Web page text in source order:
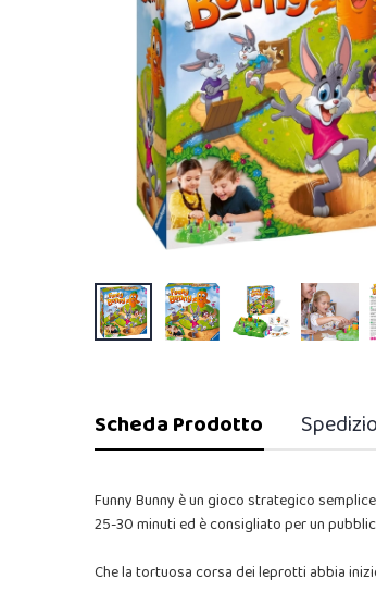
Scheda Prodotto
Funny Bunny è un gioco strategico
25-30 minuti ed è consigliato per un
Che la tortuosa corsa dei leprotti abbia